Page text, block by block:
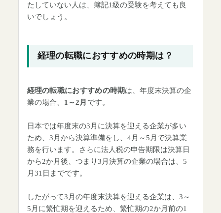
たしていない人は、簿記1級の受験を考えても良
いでしょう。
経理の転職におすすめの時期は？
経理の転職におすすめの時期は、年度末決算の企
業の場合、 1～2月 です。
日本では年度末の3月に決算を迎える企業が多い
ため、3月から決算準備をし、4月～5月で決算業
務を行います。さらに法人税の申告期限は決算日
から2か月後、つまり3月決算の企業の場合は、5
月31日までです。
したがって3月の年度末決算を迎える企業は、3～
5月に繁忙期を迎えるため、繁忙期の2か月前の1